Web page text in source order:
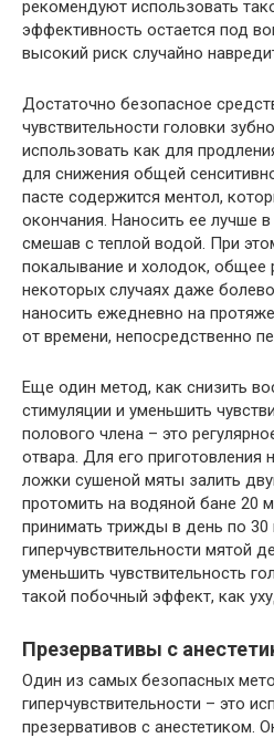
рекомендуют использовать
эффективность остается под
высокий риск случайно
Достаточно безопасное
чувствительности головки
использовать как для
для снижения общей
пасте содержится ментол,
окончания. Наносить ее лучше
смешав с теплой водой. При
покалывание и холодок, общее
некоторых случаях даже
наносить ежедневно на
от времени, непосредственно
Еще один метод, как снизить
стимуляции и уменьшить
полового члена – это
отвара. Для его
ложки сушеной мяты залить
протомить на водяной бане 20
принимать трижды в день по
гиперчувствительности мятой
уменьшить чувствительность
такой побочный эффект, как
Презервативы с
Один из самых безопасных
гиперчувствительности – это
презервативов с анестетиком.